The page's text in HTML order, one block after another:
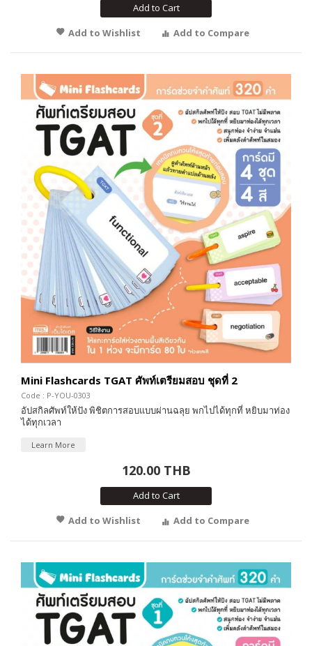
Add to Cart
Add to Wishlist
Add to Compare
Mini Flashcards TGAT ศัพท์เตรียมสอบ ชุดที่ 2
Code : P-YOU-0303
อัปสกิลศัพท์ให้ปัง พิชิตการสอบแบบผ่านฉลุย พกไปได้ทุกที่ หยิบมาท่อง
ได้ทุกเวลา
Learn More
120.00 THB
Add to Cart
Add to Wishlist
Add to Compare